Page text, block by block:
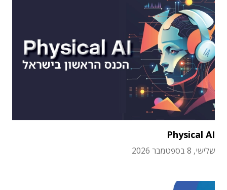
Physical AI
שלישי, 8 בספטמבר 2026